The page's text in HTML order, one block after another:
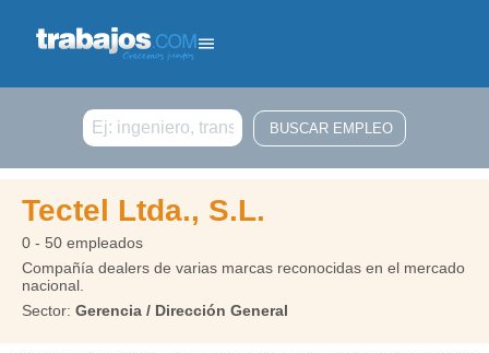
Buscar
Tectel Ltda., S.L.
0 - 50 empleados
Compañía dealers de varias marcas reconocidas en el mercado
nacional.
Sector: Gerencia / Dirección General